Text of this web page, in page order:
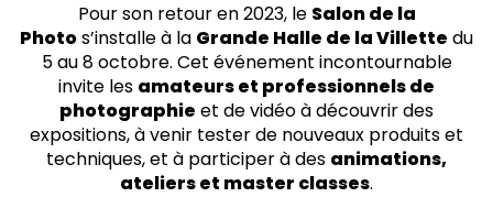
Pour son retour en 2023, le Salon de la
Photos’installe à la Grande Halle de la Villette du
5 au 8 octobre. Cet événement incontournable
invite les amateurs et professionnels de
photographie et de vidéo à découvrir des
expositions, à venir tester de nouveaux produits et
techniques, et à participer à des animations,
ateliers et master classes.